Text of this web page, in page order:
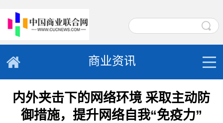
商业资讯
内外夹击下的网络环境 采取主动防
御措施，提升网络自我“免疫力”